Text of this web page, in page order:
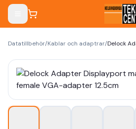
Datatillbehör/Kablar och adaptrar/